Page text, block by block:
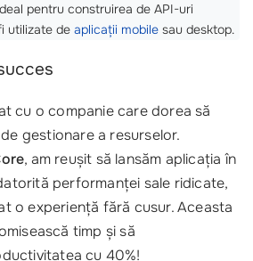
pentru construirea de API-uri
utilizate de aplicații mobile sau desktop.
cu o companie care dorea să
gestionare a resurselor.
, am reușit să lansăm aplicația în
performanței sale ridicate,
o experiență fără cusur. Aceasta
timp și să
cu 40%!